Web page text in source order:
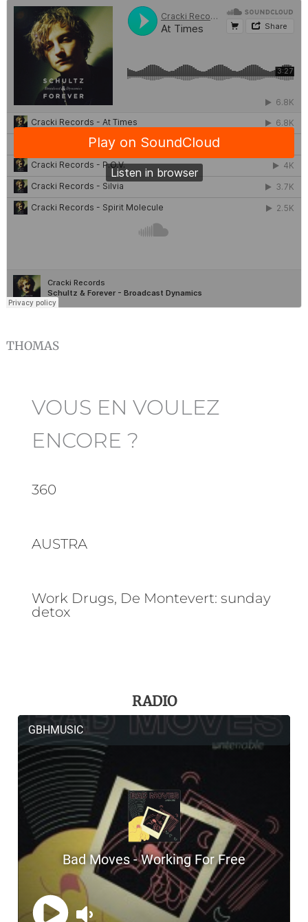
THOMAS
VOUS EN VOULEZ
ENCORE ?
360
AUSTRA
Work Drugs, De Montevert: sunday
detox
RADIO